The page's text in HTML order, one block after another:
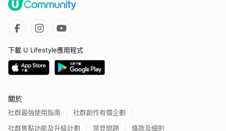
下載 U Lifestyle應用程式
關於
社群最強使用指南
社群創作有價企劃
社群焦點功能及升級計劃
常見問題 條款及細則